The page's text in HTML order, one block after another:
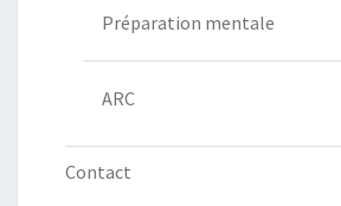
Préparation mentale
ARC
Contact